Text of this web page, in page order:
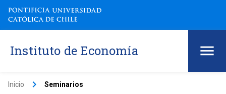
Instituto de Economía
Inicio keyboard_arrow_right Seminarios